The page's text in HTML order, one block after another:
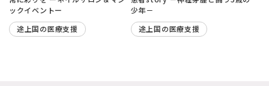
ックイベントー
途上国の医療支援
少年－
途上国の医療支援